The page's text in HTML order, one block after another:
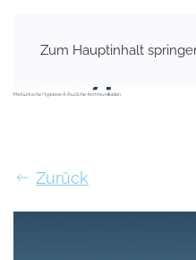
Zum Hauptinhalt
Zurück